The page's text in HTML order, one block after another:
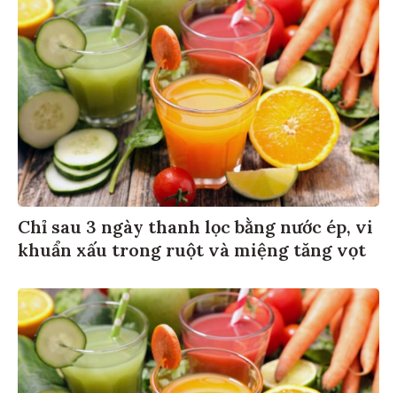
Chỉ sau 3 ngày thanh lọc bằng nước ép, vi
khuẩn xấu trong ruột và miệng tăng vọt